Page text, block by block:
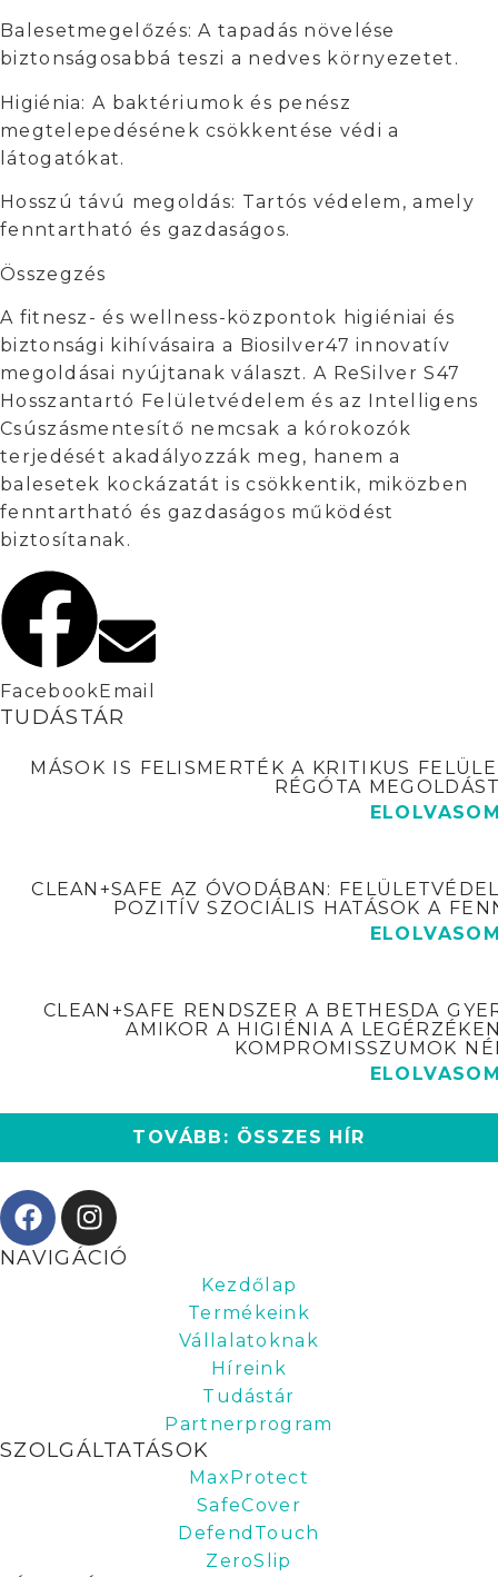
Balesetmegelőzés: A tapadás növelése
biztonságosabbá teszi a nedves környezetet.
Higiénia: A baktériumok és penész
megtelepedésének csökkentése védi a
látogatókat.
Hosszú távú megoldás: Tartós védelem, amely
fenntartható és gazdaságos.
Összegzés
A fitnesz- és wellness-központok higiéniai és
biztonsági kihívásaira a Biosilver47 innovatív
megoldásai nyújtanak választ. A ReSilver S47
Hosszantartó Felületvédelem és az Intelligens
Csúszásmentesítő nemcsak a kórokozók
terjedését akadályozzák meg, hanem a
balesetek kockázatát is csökkentik, miközben
fenntartható és gazdaságos működést
biztosítanak.
FacebookEmail
TUDÁSTÁR
MÁSOK IS FELISMERTÉK A KRITIKUS
RÉGÓTA
CLEAN+SAFE AZ ÓVODÁBAN:
POZITÍV SZOCIÁLIS HATÁSOK A
CLEAN+SAFE RENDSZER A BETHESDA
AMIKOR A HIGIÉNIA A
KOMPROMISSZUMOK
TOVÁBB: ÖSSZES HÍR
NAVIGÁCIÓ
Kezdőlap
Termékeink
Vállalatoknak
Híreink
Tudástár
Partnerprogram
SZOLGÁLTATÁSOK
MaxProtect
SafeCover
DefendTouch
ZeroSlip